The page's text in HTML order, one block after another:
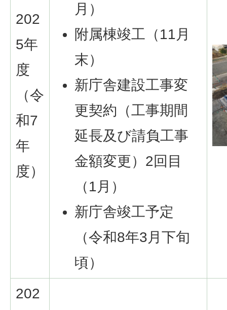
202
5年
度
（令
和7
年
度）
月）
附属棟竣工（11月
末）
新庁舎建設工事変
更契約（工事期間
延長及び請負工事
金額変更）2回目
（1月）
新庁舎竣工予定
（令和8年3月下旬
頃）
202